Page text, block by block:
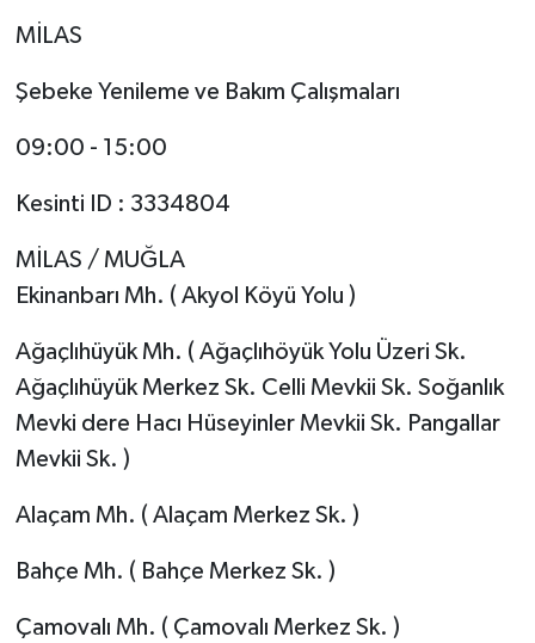
MİLAS
Şebeke Yenileme ve Bakım Çalışmaları
09:00 - 15:00
Kesinti ID : 3334804
MİLAS / MUĞLA
Ekinanbarı Mh. ( Akyol Köyü Yolu )
Ağaçlıhüyük Mh. ( Ağaçlıhöyük Yolu Üzeri Sk.
Ağaçlıhüyük Merkez Sk. Celli Mevkii Sk. Soğanlık
Mevki dere Hacı Hüseyinler Mevkii Sk. Pangallar
Mevkii Sk. )
Alaçam Mh. ( Alaçam Merkez Sk. )
Bahçe Mh. ( Bahçe Merkez Sk. )
Çamovalı Mh. ( Çamovalı Merkez Sk. )